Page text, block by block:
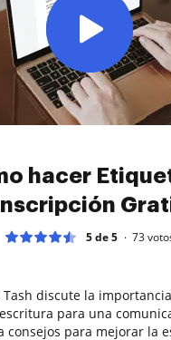
hacer
Inscripción
5 de 5 73
discute la
para una
consejos para mejorar la